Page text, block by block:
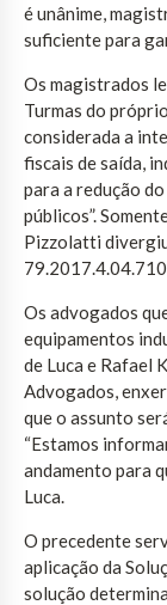
é unânime,
suficiente para
Os magistrados
Turmas do
considerada a
fiscais de saída,
para a redução
públicos”.
Pizzolatti
Os advogados
equipamentos
de Luca e Rafael
Advogados,
que o assunto
“Estamos
andamento para
Luca.
O precedente
aplicação da
solução